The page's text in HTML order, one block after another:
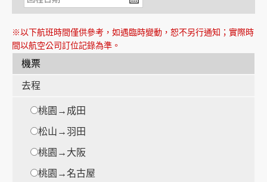
※以下航班時間僅供參考，如遇臨時變動，恕不另行通知；實際時
間以航空公司訂位記錄為準。
機票
去程
桃園→成田
松山→羽田
桃園→大阪
桃園→名古屋